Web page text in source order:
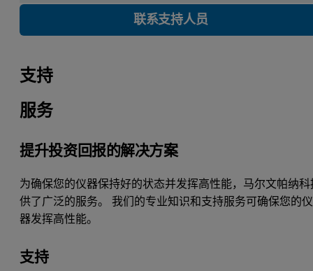
联系支持人员
支持
服务
提升投资回报的解决方案
为确保您的仪器保持好的状态并发挥高性能，马尔文帕纳科
供了广泛的服务。 我们的专业知识和支持服务可确保您的仪
器发挥高性能。
支持